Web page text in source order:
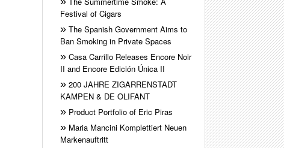
Festival of Cigars
The Spanish Government Aims to
Ban Smoking in Private Spaces
Casa Carrillo Releases Encore Noir
II and Encore Edición Única II
200 JAHRE ZIGARRENSTADT
KAMPEN & DE OLIFANT
Product Portfolio of Eric Piras
Maria Mancini Komplettiert Neuen
Markenauftritt